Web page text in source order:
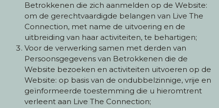
Betrokkenen die zich aanmelden op de Website:
om de gerechtvaardigde belangen van Live The
Connection, met name de uitvoering en de
uitbreiding van haar activiteiten, te behartigen;
Voor de verwerking samen met derden van
Persoonsgegevens van Betrokkenen die de
Website bezoeken en activiteiten uitvoeren op de
Website: op basis van de ondubbelzinnige, vrije en
geïnformeerde toestemming die u hieromtrent
verleent aan Live The Connection;